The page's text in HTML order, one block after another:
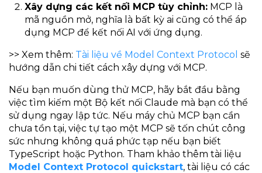
Xây dựng các kết nối MCP tùy chỉnh: MCP là
mã nguồn mở, nghĩa là bất kỳ ai cũng có thể áp
dụng MCP để kết nối AI với ứng dụng.
>> Xem thêm: Tài liệu về Model Context Protocol sẽ
hướng dẫn chi tiết cách xây dựng với MCP.
Nếu bạn muốn dùng thử MCP, hãy bắt đầu bằng
việc tìm kiếm một Bộ kết nối Claude mà bạn có thể
sử dụng ngay lập tức. Nếu máy chủ MCP bạn cần
chưa tồn tại, việc tự tạo một MCP sẽ tốn chút công
sức nhưng không quá phức tạp nếu bạn biết
TypeScript hoặc Python. Tham khảo thêm tài liệu
Model Context Protocol quickstart, tài liệu có các